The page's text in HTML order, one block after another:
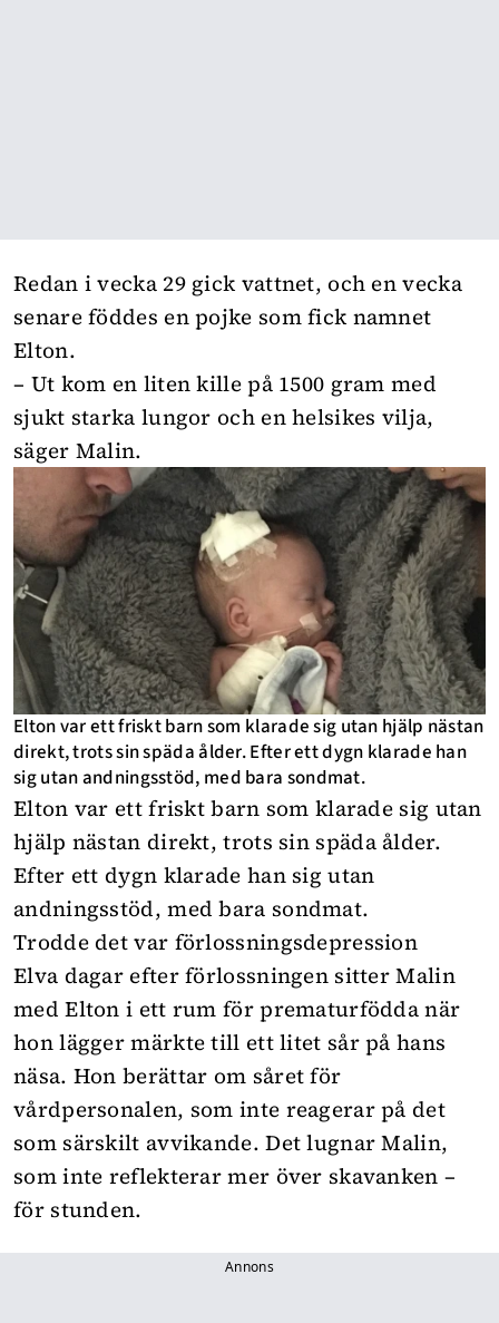
Redan i vecka 29 gick vattnet, och en vecka
senare föddes en pojke som fick namnet
Elton.
– Ut kom en liten kille på 1500 gram med
sjukt starka lungor och en helsikes vilja,
säger Malin.
Elton var ett friskt barn som klarade sig utan hjälp nästan
direkt, trots sin späda ålder. Efter ett dygn klarade han
sig utan andningsstöd, med bara sondmat.
Elton var ett friskt barn som klarade sig utan
hjälp nästan direkt, trots sin späda ålder.
Efter ett dygn klarade han sig utan
andningsstöd, med bara sondmat.
Trodde det var förlossningsdepression
Elva dagar efter förlossningen sitter Malin
med Elton i ett rum för prematurfödda när
hon lägger märkte till ett litet sår på hans
näsa. Hon berättar om såret för
vårdpersonalen, som inte reagerar på det
som särskilt avvikande. Det lugnar Malin,
som inte reflekterar mer över skavanken –
för stunden.
Annons